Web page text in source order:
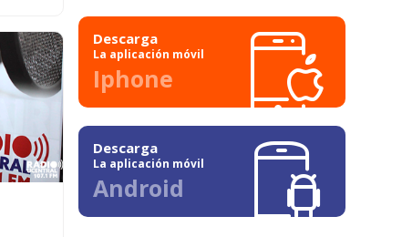
Descarga
La aplicación móvil
Iphone
Descarga
La aplicación móvil
Android